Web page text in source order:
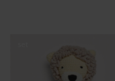
Häkelset Löwe